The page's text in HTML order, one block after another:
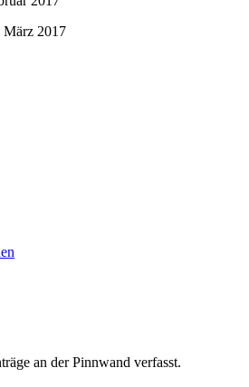
März 2017
an der Pinnwand verfasst.